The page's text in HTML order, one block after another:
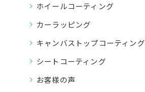
ホイールコーティング
カーラッピング
キャンバストップコーティング
シートコーティング
お客様の声